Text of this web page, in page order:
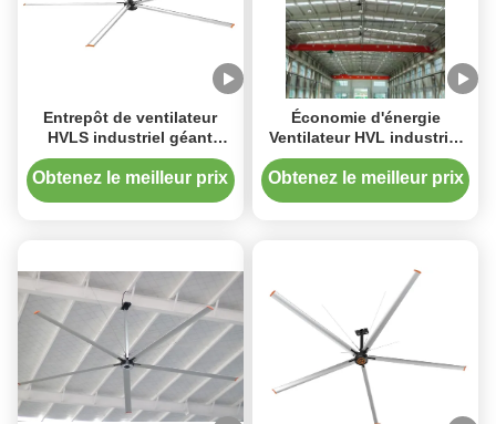
Entrepôt de ventilateur
HVLS industriel géant
utilisé pour moteur PMSM
à économie d'énergie
Obtenez le meilleur prix
Économie d'énergie
Ventilateur HVL industriel
Ventilateur à haut débit
pour la ventilation
Obtenez le meilleur prix